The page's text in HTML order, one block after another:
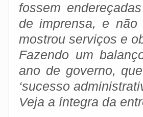
fossem
de imprensa, e
mostrou serviços e
Fazendo um
ano de governo,
‘sucesso
Veja a íntegra da